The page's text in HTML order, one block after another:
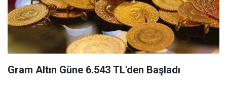
Gram Altın Güne 6.543 TL'den Başladı